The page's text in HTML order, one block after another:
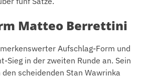
Matteo Berrettini
Aufschlag-Form und
Sieg in der zweiten Runde an. Sein
scheidenden Stan Wawrinka